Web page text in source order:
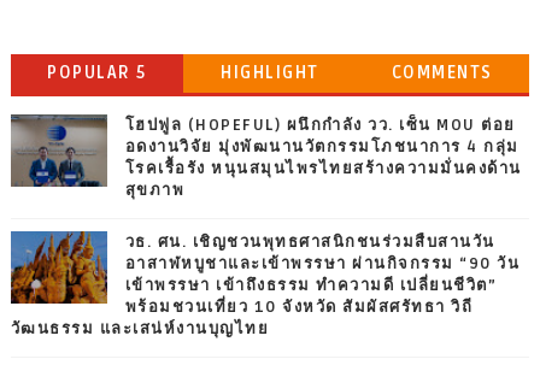
POPULAR 5 HIGHLIGHT COMMENTS
โฮปฟูล (HOPEFUL) ผนึกกำลัง วว. เซ็น MOU ต่อย
อดงานวิจัย มุ่งพัฒนานวัตกรรมโภชนาการ 4 กลุ่ม
โรคเรื้อรัง หนุนสมุนไพรไทยสร้างความมั่นคงด้าน
สุขภาพ
วธ. ศน. เชิญชวนพุทธศาสนิกชนร่วมสืบสานวัน
อาสาฬหบูชาและเข้าพรรษา ผ่านกิจกรรม “90 วัน
เข้าพรรษา เข้าถึงธรรม ทำความดี เปลี่ยนชีวิต”
พร้อมชวนเที่ยว 10 จังหวัด สัมผัสศรัทธา วิถี
วัฒนธรรม และเสน่ห์งานบุญไทย